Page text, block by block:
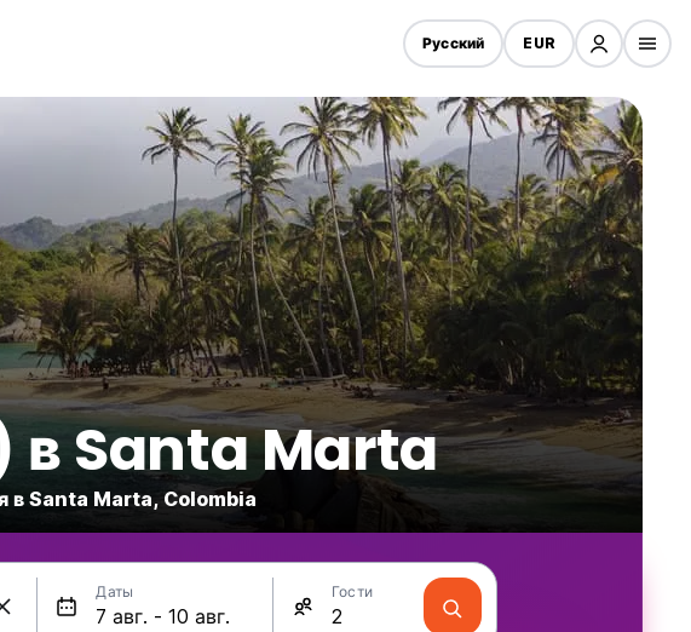
Русский EUR
в Santa Marta
в Santa Marta, Colombia
Даты Гости